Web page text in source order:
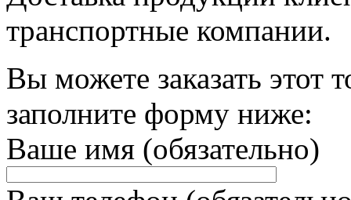
транспортные компании.
Вы можете заказать этот
заполните форму ниже:
Ваше имя (обязательно)